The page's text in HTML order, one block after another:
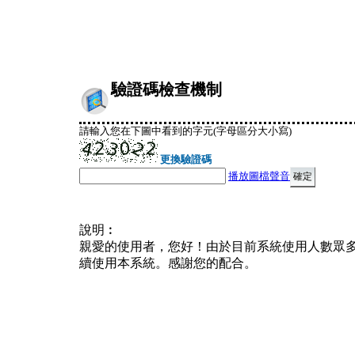
驗證碼檢查機制
請輸入您在下圖中看到的字元(字母區分大小寫)
更換驗證碼
播放圖檔聲音
說明︰
親愛的使用者，您好！由於目前系統使用人數眾
續使用本系統。感謝您的配合。